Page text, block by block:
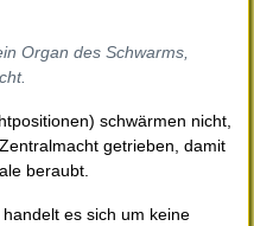
Organ des Schwarms,
schwärmen nicht,
getrieben, damit
beraubt.
es sich um keine